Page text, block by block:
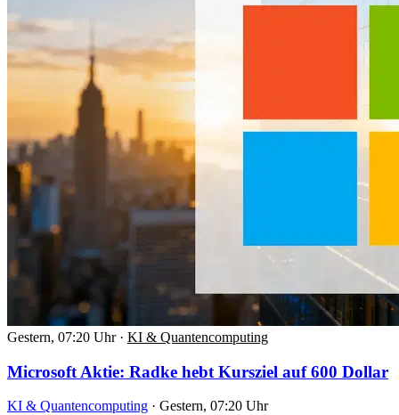
Gestern, 07:20 Uhr · KI & Quantencomputing
Microsoft Aktie: Radke hebt Kursziel auf 600 Dollar
KI & Quantencomputing · Gestern, 07:20 Uhr